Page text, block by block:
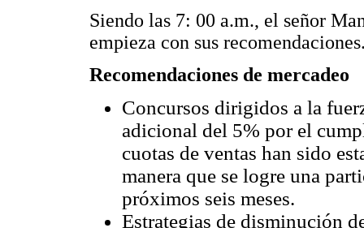
Siendo las 7: 00 a.m., el señor
empieza con sus
Recomendaciones de mercadeo
Concursos dirigidos a la
adicional del 5% por el
cuotas de ventas han sido
manera que se logre una
próximos seis meses.
Estrategias de disminución